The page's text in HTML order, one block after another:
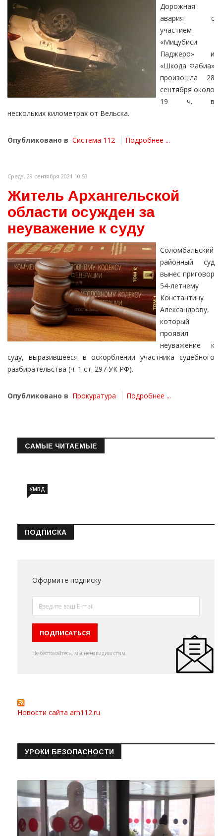
Дорожная
авария с
участием
«Мицубиси
Паджеро» и
«Шкода Фабиа»
произошла 28
сентября около
19 ч. в
нескольких километрах от Вельска.
Опубликовано в Система 112 Подробнее ...
Среда, 29 сентября 2021 10:53
Житель Архангельской
области осужден за
неуважение к суду
Соломбальский
районный суд
вынес приговор
54-летнему
Константину
Александрову,
который
проявил
неуважение к
суду, выразившееся в оскорблении участника судебного
разбирательства (ч. 1 ст. 297 УК РФ).
Опубликовано в Прокуратура Подробнее ...
САМЫЕ ЧИТАЕМЫЕ
УМВД
ПОДПИСКА
Оформите подписку
Не беспокойтесь, мы ненавидим спам
Новости сайта arh112.ru
УРОКИ БЕЗОПАСНОСТИ